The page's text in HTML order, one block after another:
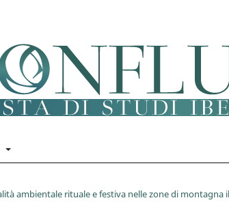
ambientale rituale e festiva nelle zone di montagna